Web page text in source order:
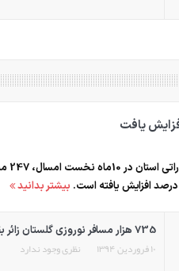
بیشتر بدانید
735 هزار مسافر نوروزی گلستان زائر بقاع متبرکه بودند
۱۰ فروردین ۱۳۹۴ نظری وجود ندارد